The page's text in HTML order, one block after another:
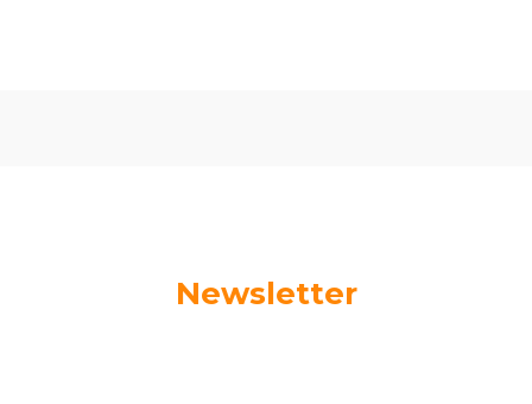
Newsletter